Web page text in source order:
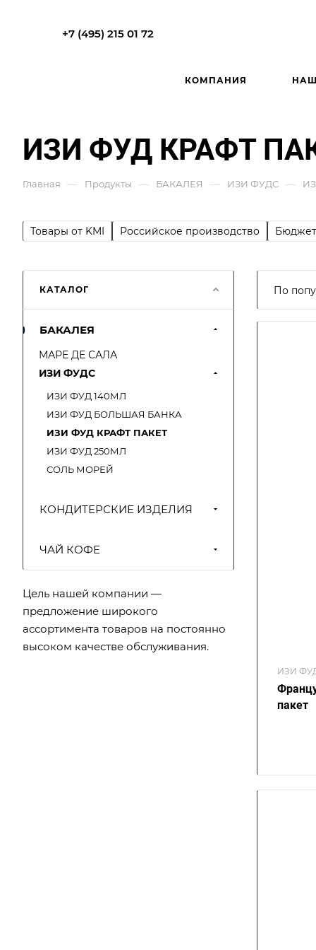
+7 (495) 215 01 72
КОМПАНИЯ
ИЗИ ФУД КРАФТ
Главная — Продукты — БАКАЛЕЯ — ИЗИ ФУДС —
Товары от KMI Российское производство
По
ИЗИ
пакет
КАТАЛОГ
БАКАЛЕЯ
МАРЕ ДЕ САЛА
ИЗИ ФУДС
ИЗИ ФУД 140МЛ
ИЗИ ФУД БОЛЬШАЯ БАНКА
ИЗИ ФУД КРАФТ ПАКЕТ
ИЗИ ФУД 250МЛ
СОЛЬ МОРЕЙ
КОНДИТЕРСКИЕ ИЗДЕЛИЯ
ЧАЙ КОФЕ
Цель нашей компании —
предложение широкого
ассортимента товаров на постоянно
высоком качестве обслуживания.